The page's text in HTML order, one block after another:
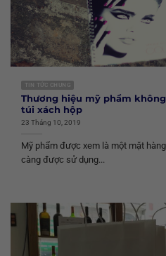
TIN TỨC CHUNG
Thương hiệu mỹ phẩm
túi xách hộp
23 Tháng 10, 2019
Mỹ phẩm được xem là một mặt
càng được sử dụng...